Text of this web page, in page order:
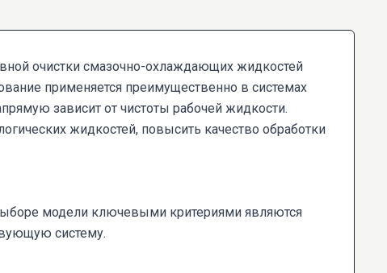
очистки смазочно-охлаждающих жидкостей
применяется преимущественно в системах
зависит от чистоты рабочей жидкости.
жидкостей, повысить качество обработки
модели ключевыми критериями являются
систему.